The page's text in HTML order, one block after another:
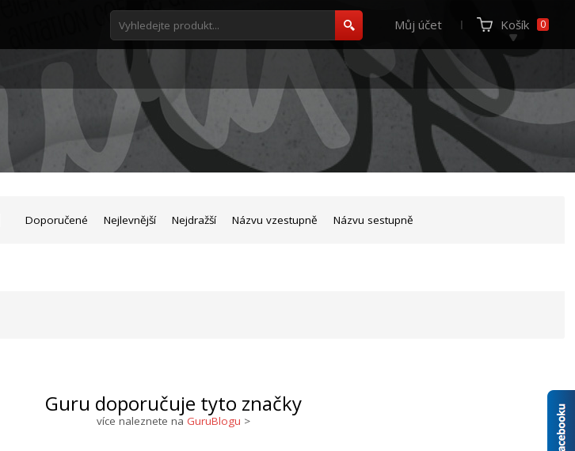
Můj účet Košík 0
Doporučené Nejlevnější Nejdražší Názvu vzestupně Názvu sestupně
Guru doporučuje tyto značky
více naleznete na GuruBlogu >